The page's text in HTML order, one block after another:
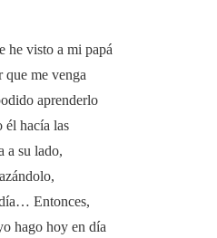
he visto a mi papá
que me venga
aprenderlo
él hacía las
a su lado,
Entonces,
hago hoy en día